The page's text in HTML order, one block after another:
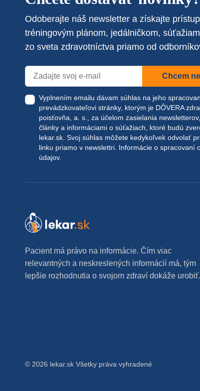
Odoberajte náš newsletter a získajte
tréningovým plánom, jedálničkom,
zo sveta zdravotníctva priamo od
Chcem
Vyplnením emailu dávam súhlas na jeho
prevádzkovateľovi stránky, ktorým je DÔVERA
poisťovňa, a. s., za účelom zasielania
články a informáciami o súťažiach, ktoré budú
lekar.sk . Svoj súhlas môžete kedykoľvek odvolať
linku priamo v newslettri. Informácie o spracovaní
údajov.
Pacient má právo na informácie. Čím viac
relevantných a neskreslených informácií má, tým
lepšie rozhodnutia o svojom zdraví dokáže urobiť.
© 2026 lekar.sk Všetky práva vyhradené